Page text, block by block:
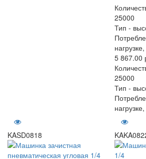
25000
Тип -
5 867.00
25000
Тип -
KASD0818